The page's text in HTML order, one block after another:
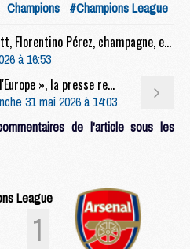
Champions #Champions League
Match : Travis Scott, Florentino Pérez, champagne, etc : la nuit parisienne après PSG/Arsenal
à 16:53
Match : « Invincibles », « Roi d'Europe », la presse rend hommage au PSG et à Luis Enrique
31 mai 2026 à 14:03
de l'article sous les
League
1